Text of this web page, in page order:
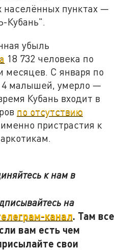
населённых пунктах —
Кубань".
убыль
18 732 человека по
месяцев. С января по
малышей, умерло —
Кубань входит в
по отсутствию
пристрастия к
к нам в
на
канал. Там все
вам есть чем
свои